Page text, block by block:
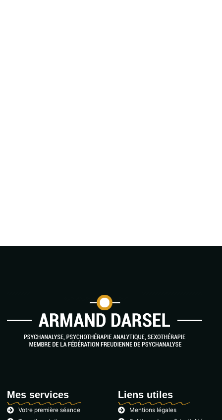
Mes services
Votre première séance
Liens utiles
Mentions légales